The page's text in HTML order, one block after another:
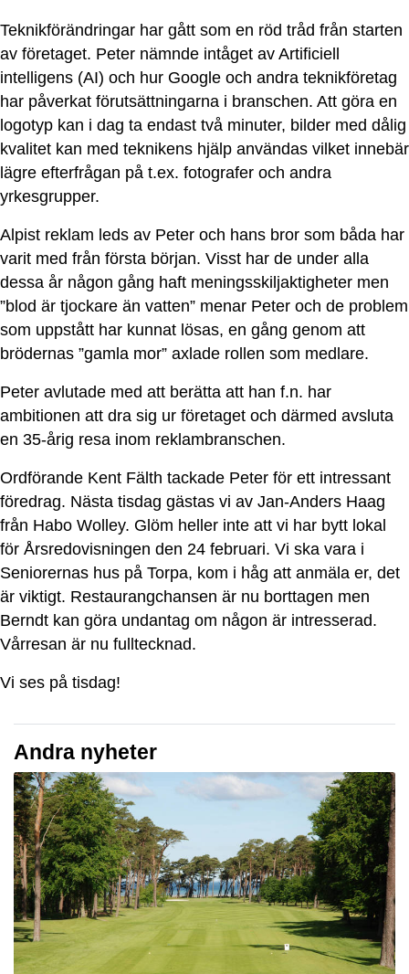
Teknikförändringar har gått som en röd tråd från starten
av företaget. Peter nämnde intåget av Artificiell
intelligens (AI) och hur Google och andra teknikföretag
har påverkat förutsättningarna i branschen. Att göra en
logotyp kan i dag ta endast två minuter, bilder med dålig
kvalitet kan med teknikens hjälp användas vilket innebär
lägre efterfrågan på t.ex. fotografer och andra
yrkesgrupper.
Alpist reklam leds av Peter och hans bror som båda har
varit med från första början. Visst har de under alla
dessa år någon gång haft meningsskiljaktigheter men
”blod är tjockare än vatten” menar Peter och de problem
som uppstått har kunnat lösas, en gång genom att
brödernas ”gamla mor” axlade rollen som medlare.
Peter avlutade med att berätta att han f.n. har
ambitionen att dra sig ur företaget och därmed avsluta
en 35-årig resa inom reklambranschen.
Ordförande Kent Fälth tackade Peter för ett intressant
föredrag. Nästa tisdag gästas vi av Jan-Anders Haag
från Habo Wolley. Glöm heller inte att vi har bytt lokal
för Årsredovisningen den 24 februari. Vi ska vara i
Seniorernas hus på Torpa, kom i håg att anmäla er, det
är viktigt. Restaurangchansen är nu borttagen men
Berndt kan göra undantag om någon är intresserad.
Vårresan är nu fulltecknad.
Vi ses på tisdag!
Andra nyheter